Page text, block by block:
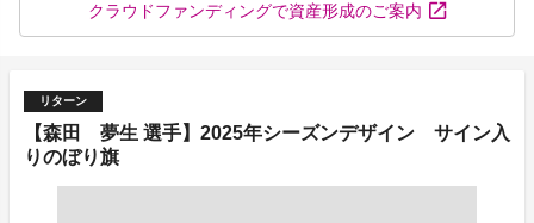
クラウドファンディングで資産形成のご案内
リターン
【森田 夢生 選手】2025年シーズンデザイン サイン入
りのぼり旗